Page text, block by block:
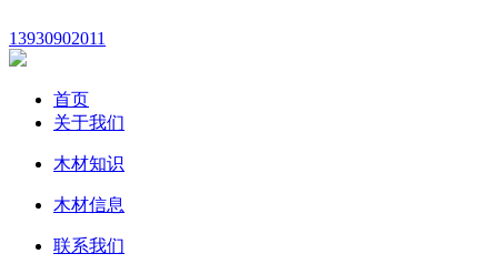
13930902011
首页
关于我们
木材知识
木材信息
联系我们